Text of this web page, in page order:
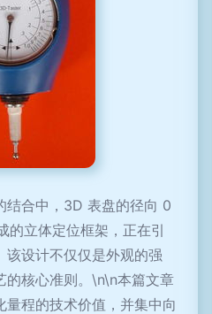
结合中，3D 表盘的径向 0
立体定位框架，正在引
该设计不仅仅是外观的强
的核心准则。\n\n本篇文章
量程的技术价值，并集中向